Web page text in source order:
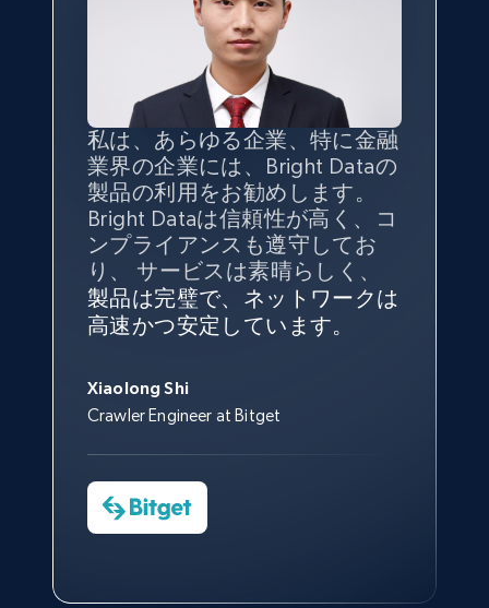
Account id, Nickname, Biography, Awg
engagement rate, Comment engagement rate,
Like engagement rate, Bio link, Predicted lang,
8.3K+ 962+ 無料トライアル
TikTok - Profiles - Discover by search URL
and country
Account id, Nickname, Biography, Awg
Like engagement rate, Bio link, Predicted lang,
and more.
私は、あらゆる企業、特に金融
業界の企業には、Bright Dataの
製品の利用をお勧めします。
Bright Dataは信頼性が高く、コ
ンプライアンスも遵守してお
り、 サービスは素晴らしく、
製品は完璧で、ネットワークは
高速かつ安定しています。
Xiaolong Shi
Crawler Engineer at Bitget
インターネットから公開ウェブ
データを収集する機能なしで
は、ブランドがすべての媒体に
向けて紹介されたこと、またそ
の展開先を知りえることはでき
トなしでは急成長を遂げること
はできなかったでしょう。
Data Science Specialist
インターネットから公開ウェブ
データを収集する機能なしで
は、ブランドがすべての媒体に
向けて紹介されたこと、またそ
の展開先を知りえることはでき
ず、また、Bright Dataのサポー
トなしでは急成長を遂げること
はできなかったでしょう。
Sarah Melville
Media Director at YouGov Sport
私の経験から言えば、Bright
Dataのサービスは極めて貴重な
ものでした。Bright Dataのおか
げで、当社のニーズを満たすの
に十分な公開ウェブデータを収
サポートおよび開発スタッフの
おかげで、多くのプロセスを最
Charmagne Cruz
Head of Reporting & Analytics, Business
データの 質 と量を最大限に確
保することが最も重要であり、
そこでBright Dataとtgndataの
組み合わせが威力を発揮しま
す。
George Koutsoudopoulos
CEO at tgndata
今すぐ観る
信頼性に非常に感銘を受けてお
り、Bright Dataには全体的に大
変満足しています。アカウント
マネージャーとは定期的な連絡
ルートがあり、非常に協力的で
Yorgos Panzaris
CTO at Convert Group
Bright Dataとの提携には大変満
足しております。全てが順調
で、ネットワークは非常に 安定
しており、 カスタマーサービス
にも満足しています。 サポート
す。
Cheddi Rai
CEO at AdRetreaver